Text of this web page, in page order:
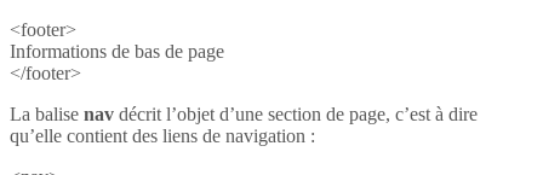
<footer>
Informations de bas de page
</footer>
La balise nav décrit l’objet d’une section de page, c’est à dire
qu’elle contient des liens de navigation :